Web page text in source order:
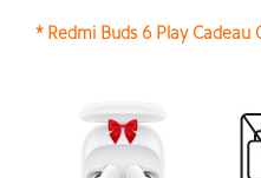
* Redmi Buds 6 Play Cadeau